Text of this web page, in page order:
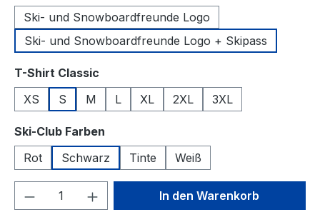
Ski- und Snowboardfreunde Logo
Ski- und Snowboardfreunde Logo + Skipass
T-Shirt Classic
XS
S M L XL 2XL 3XL
Ski-Club Farben
Rot
Schwarz Tinte Weiß
Produkt Anzahl: Gib denIn den Warenkorb